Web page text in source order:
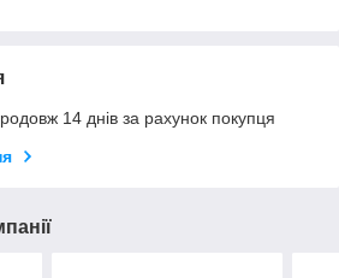
14 днів за рахунок покупця